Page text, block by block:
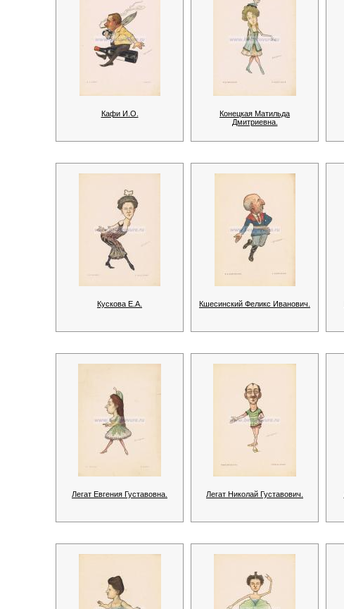
Кафи И.О.
Конецкая Матильда
Дмитриевна.
Кускова Е.А. Кшесинский Феликс Иванович.
Легат Евгения Густавовна. Легат Николай Густавович.